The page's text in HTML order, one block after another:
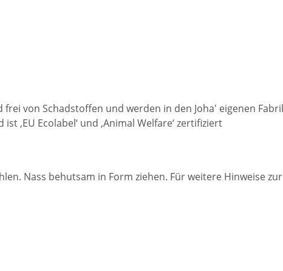
von Schadstoffen und werden in den Joha' eigenen
‚EU Ecolabel‘ und ‚Animal Welfare‘ zertifiziert
Nass behutsam in Form ziehen. Für weitere Hinweise